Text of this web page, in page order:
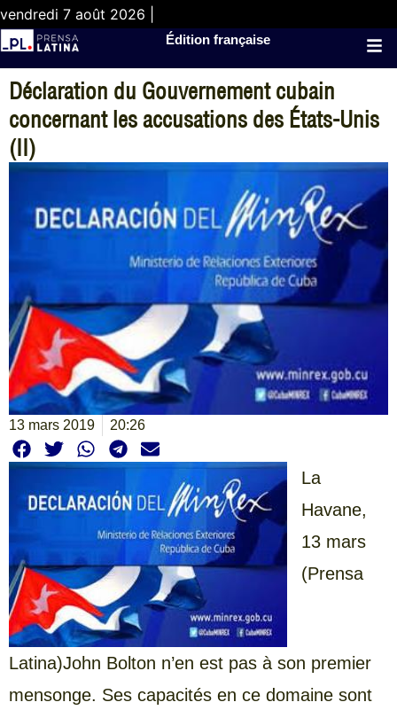
vendredi 7 août 2026 |
Édition française
Déclaration du Gouvernement cubain
concernant les accusations des États-Unis
(II)
13 mars 2019 20:26
La
Havane,
13 mars
(Prensa
Latina)John Bolton n’en est pas à son premier
mensonge. Ses capacités en ce domaine sont